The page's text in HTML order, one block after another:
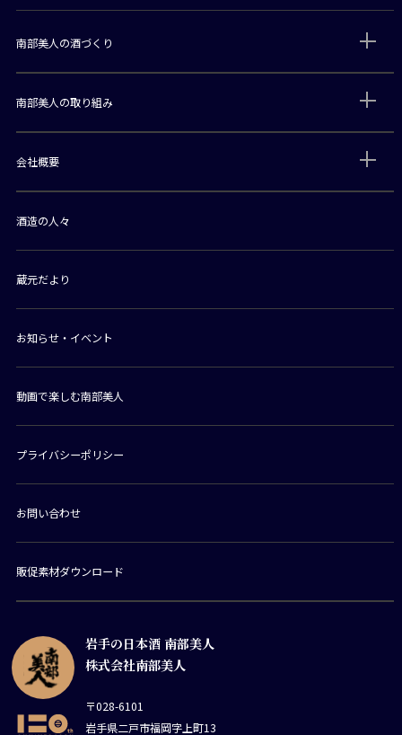
岩手の日本酒 南部美人
株式会社南部美人
〒028-6101
岩手県二戸市福岡字上町13
南部美人の酒づくり
南部美人の取り組み
会社概要
酒造の人々
蔵元だより
お知らせ・イベント
動画で楽しむ南部美人
プライバシーポリシー
お問い合わせ
販促素材ダウンロード